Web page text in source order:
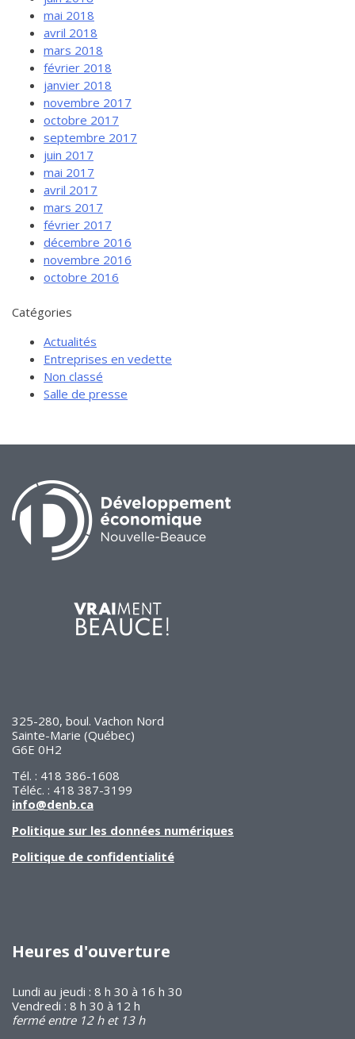
mai 2018
avril 2018
mars 2018
février 2018
janvier 2018
novembre 2017
octobre 2017
septembre 2017
juin 2017
mai 2017
avril 2017
mars 2017
février 2017
décembre 2016
novembre 2016
octobre 2016
Catégories
Actualités
Entreprises en vedette
Non classé
Salle de presse
325-280, boul. Vachon Nord
Sainte-Marie (Québec)
G6E 0H2
Tél. : 418 386-1608
Téléc. : 418 387-3199
info@denb.ca
Politique sur les données numériques
Politique de confidentialité
Heures d'ouverture
Lundi au jeudi : 8 h 30 à 16 h 30
Vendredi : 8 h 30 à 12 h
fermé entre 12 h et 13 h